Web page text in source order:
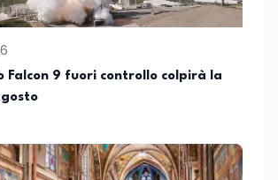
Falcon 9 fuori controllo colpirà la